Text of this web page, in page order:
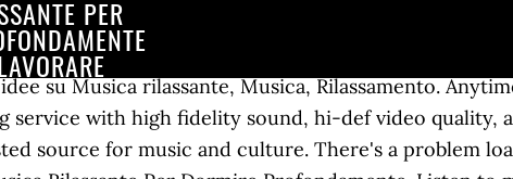
PER
artists. Inscriviti e lascia il tuo commento! Stream ad-free or purchase CD's and MP3s now on Amazon.co.uk. Top subscription boxes – right to your door, Musica Rilassante Per Dormire Profondamente, Addormentarsi: Musica Calmante Rilassante per Dormire, Benessere, Rilassamento e Buona Notte, © 1996-2020, Amazon.com, Inc. or its affiliates. Check out Musica Per Lavorare by Musica Rilassante Per Dormire Profondamente on Amazon Music. Concerto Relax - Musica Rilassante per Pianoforte per Dormire, Rilassarsi e Scacciare lo Stress della Giornata, Musica per cellulare per rilassarsi - musiche di sottofondo new age per dormire, Rilassamento per bambini - musica rilassante per trovare calma, concentrazione ed energia positiva, Dormire bene & armonia - musiche zen per calmare la mente e addormentarsi con più facilità, Dormire bene naturale - Musica rilassante per una notte serana, contro stress e insonnia, migliora durata e qualità del sonno, Fase Sonno REM - Onde Theta Binaurali per Indurre il Sonno, 23 Ninna Nanne: Musica Rilassante per Neonati, Mamme in Gravidanza, Suoni Calmanti, Morfeo 2.0 : la Miglior Musica per Dormire Efficace per Calmare la Mente, Rilassare i Muscoli, Trovare Pace e Serenità, #20 Canzoni per Dormire - Suoni della Natura per Stimolazione del Cervello e Rilassamento, AntiStress - Musica Strumentale New Age per il Rilassamento Completo di Mente e Corpo, Musica di Sottofondo Rilassante - Sana Terapia del Suono con Onde Binaurali, Musica per Culla - Sottofondo Musicale per Bambini e Adulti, Destinazione Paradiso - Musica Rilassante per Pace Interiore, Canzoni Celestiali, Musica di Sottofondo per Rilassarsi, Terapia del Sonno - Musica per Bambini, Risolvere i Problemi del Sonno e Curare Insonnia, Terapia del Sonno Profondo - Terapia del Suono come Rimedio Naturale per Dormire Profondamente, Musica Effetto Placebo con Canzoni per la Meditazione per Addormentarsi Velocemente, Pure Zen Music - Healing Music with Harp, Nature Sounds, Tibetan Bowls and Flute for Deep Meditation, Yoga, Sleep, Sound Therapy, Natural Stress Relief, Relaxation, Meditation, Massage, Spa, Baby Rock, Inner Peace and Wellness, Puro Zen - Musica di Guarigione con Arpa, Suoni della Natura, Campane Tibetane e Flauto per Meditazione Profonda, Yoga, Sonno Profondo, Terapia del Suono, Anti-Stress Naturale, Rilassamento, Massaggi, Spa, Pace Interiore e Benessere, Quiete Dopo La Tempesta - Musica Terapeutica per Meditazione Quotidiana Massaggio Ayurveidico Pensiero Positivo con Suoni Rilassanti della Natura, Oltre il Confine - Musica Rilassante per Studiare Dormire Bene Pace Interiore con Suoni della Natura Binaurali. After viewing product detail pages, look here to find an easy way to navigate back to pages you are interested in. musica rilassante. Check out Musica per Lavorare by Musica per Dormire Profondamente & Italian Restaurant Music of Italy on Amazon Music. musica per rilassarsi, musica per meditare, dormire, lavorare, oppure per coprire gli altri suoni. From the album "Come Addormentarsi: Musica Rilassante per Tecniche di Rilassamento con Rumore Bianco per Dormire Bene" by Piano Shades on Napster Enjoy millions of the latest Android apps, games, music, movies, TV, books, magazines & more. Songs by Musica per Dormire Profondamente start at â¦ Stream ad-free or â¦ Accedi alla scheda album completa (8 brani) Yoga Flow 01-09-2020 Musica â¦ 07. Musica Rilassante Per Dormire Profondamente. 16 (K.545) 2nd movement in G major, Mozart: Piano concerto n. No. Cosa ascoltare per dormire. 01:29 Compositori: Yoga Flow. From the album "La Pace dei Sensi: Musica Rilassante per Dormire di Pianoforte con Suoni della Natura e Rumore Bianco" by Tantra Masters on Napster Online shopping from a great selection at Digital Music Store. Instead, our system considers things like how recent a review is and if the reviewer bought the item on Amazon. It also analyzes reviews to verify trustworthiness. 02:08 Compositori: Yoga Flow. Your recently viewed items and featured recommendations, Select the department you want to search in. 21 in C major, K.467. Musica binaurale per